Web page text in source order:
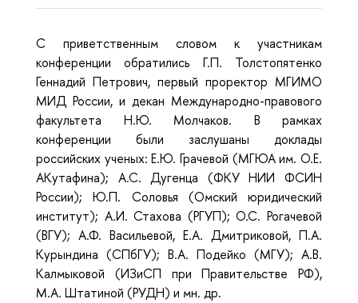
С приветственным словом к участникам
конференции обратились Г.П. Толстопятенко
Геннадий Петрович, первый проректор МГИМО
МИД России, и декан Международно-правового
факультета Н.Ю. Молчаков. В рамках
конференции были заслушаны доклады
российских ученых: Е.Ю. Грачевой (МГЮА им. О.Е.
АКутафина); А.С. Дугенца (ФКУ НИИ ФСИН
России); Ю.П. Соловья (Омский юридический
институт); А.И. Стахова (РГУП); О.С. Рогачевой
(ВГУ); А.Ф. Васильевой, Е.А. Дмитриковой, П.А.
Курындина (СПбГУ); В.А. Подейко (МГУ); А.В.
Калмыковой (ИЗиСП при Правительстве РФ),
М.А. Штатиной (РУДН) и мн. др.